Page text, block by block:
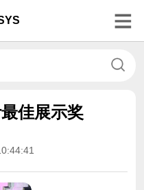
佳展示奖